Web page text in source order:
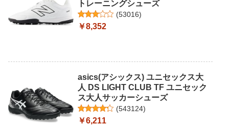
トレーニングシューズ
(53016)
￥8,352
asics(アシックス) ユニセックス大
人 DS LIGHT CLUB TF ユニセック
ス大人サッカーシューズ
(543124)
￥6,211